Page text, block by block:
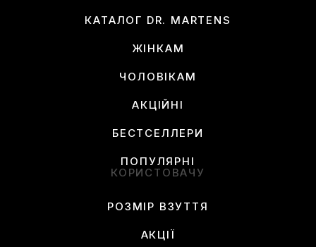
КАТАЛОГ DR. MARTENS
ЖІНКАМ
ЧОЛОВІКАМ
АКЦІЙНІ
БЕСТСЕЛЛЕРИ
ПОПУЛЯРНІ
КОРИСТОВАЧУ
РОЗМІР ВЗУТТЯ
АКЦІЇ